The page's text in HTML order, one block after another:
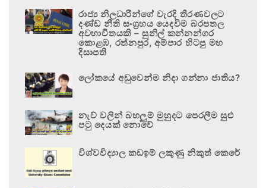
රාජ්‍ය නිලධාරීන්ගේ වැරදි තීරණවලට
දණ්ඩ නීති සංග්‍රහය යෙදවීම බරපතල
අවභාවිතයකි – සුනිල් කන්නන්ගර
කොළඹ, රත්නපුර, අම්පාර හිටපු මහ
දිසාපති
ලෝකයේ අඩුවෙන්ම නිදා ගන්නා ජාතිය?
නැව් වලින් බහලුම් මුහුදට පෙරලීම සුළු
පටු දෙයක් නොවේ
විශ්වවිද්‍යාල කඩඉම් ලකුණු නිකුත් කෙරේ